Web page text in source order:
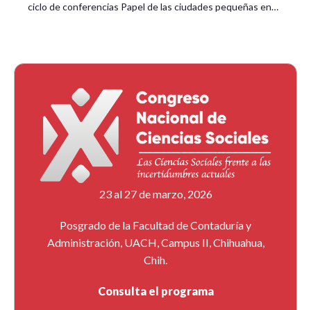
ciclo de conferencias Papel de las ciudades pequeñas en…
23 al 27 de marzo, 2026
Posgrado de la Facultad de Contaduría y
Administración, UACH, Campus II, Chihuahua,
Chih.
Consulta el programa